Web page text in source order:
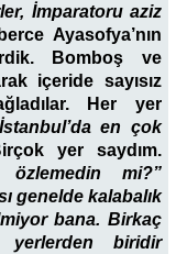
İmparatoru aziz
Ayasofya’nın
Bomboş ve
içeride sayısız
Her yer
en çok
yer saydım.
özlemedin mi?”
genelde kalabalık
bana. Birkaç
biridir